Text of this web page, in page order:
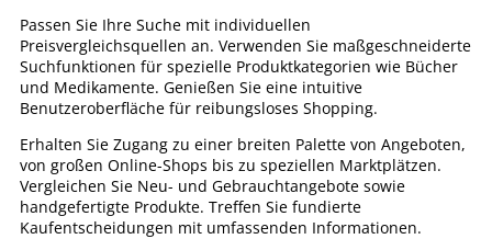
Passen Sie Ihre Suche mit individuellen
Preisvergleichsquellen an. Verwenden Sie maßgeschneiderte
Suchfunktionen für spezielle Produktkategorien wie Bücher
und Medikamente. Genießen Sie eine intuitive
Benutzeroberfläche für reibungsloses Shopping.
Erhalten Sie Zugang zu einer breiten Palette von Angeboten,
von großen Online-Shops bis zu speziellen Marktplätzen.
Vergleichen Sie Neu- und Gebrauchtangebote sowie
handgefertigte Produkte. Treffen Sie fundierte
Kaufentscheidungen mit umfassenden Informationen.